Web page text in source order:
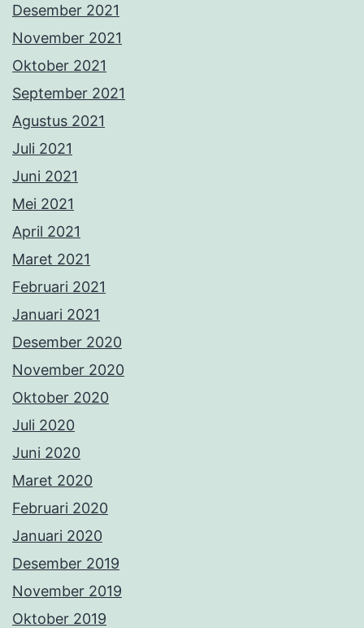
Desember 2021
November 2021
Oktober 2021
September 2021
Agustus 2021
Juli 2021
Juni 2021
Mei 2021
April 2021
Maret 2021
Februari 2021
Januari 2021
Desember 2020
November 2020
Oktober 2020
Juli 2020
Juni 2020
Maret 2020
Februari 2020
Januari 2020
Desember 2019
November 2019
Oktober 2019